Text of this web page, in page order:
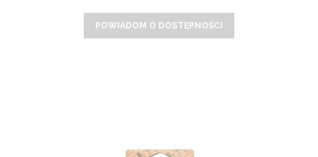
POWIADOM O DOSTĘPNOŚCI